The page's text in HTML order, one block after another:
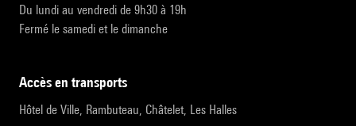
Du lundi au vendredi de 9h30 à 19h
Fermé le samedi et le dimanche
accès en transports
Hôtel de Ville, Rambuteau, Châtelet, Les Halles